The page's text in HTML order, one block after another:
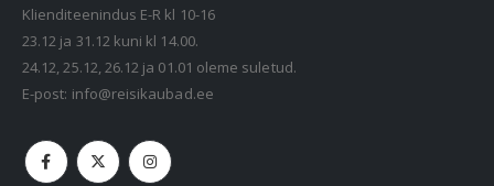
Klienditeenindus E-R kl 10-16
23.12 ja 31.12 kuni kl 14.00.
24.12, 25.12, 26.12 ja 01.01 oleme suletud.
E-post: info@reisikaubad.ee